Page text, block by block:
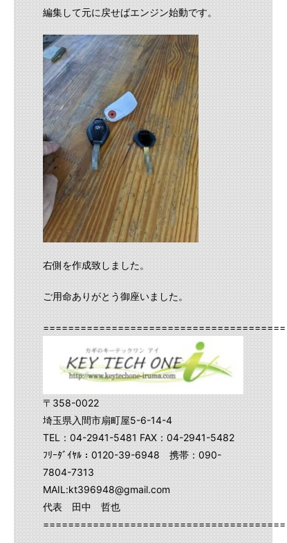
編集して元に戻せばエンジン始動です。
右側を作成致しました。
ご用命ありがとう御座いました。
〒358-0022
埼玉県入間市扇町屋5-6-14-4
TEL：04-2941-5481 FAX：04-2941-5482
ﾌﾘｰﾀﾞｲﾔﾙ：0120-39-6948 携帯：090-
7804-7313
MAIL:kt396948@gmail.com
代表 田中 哲也